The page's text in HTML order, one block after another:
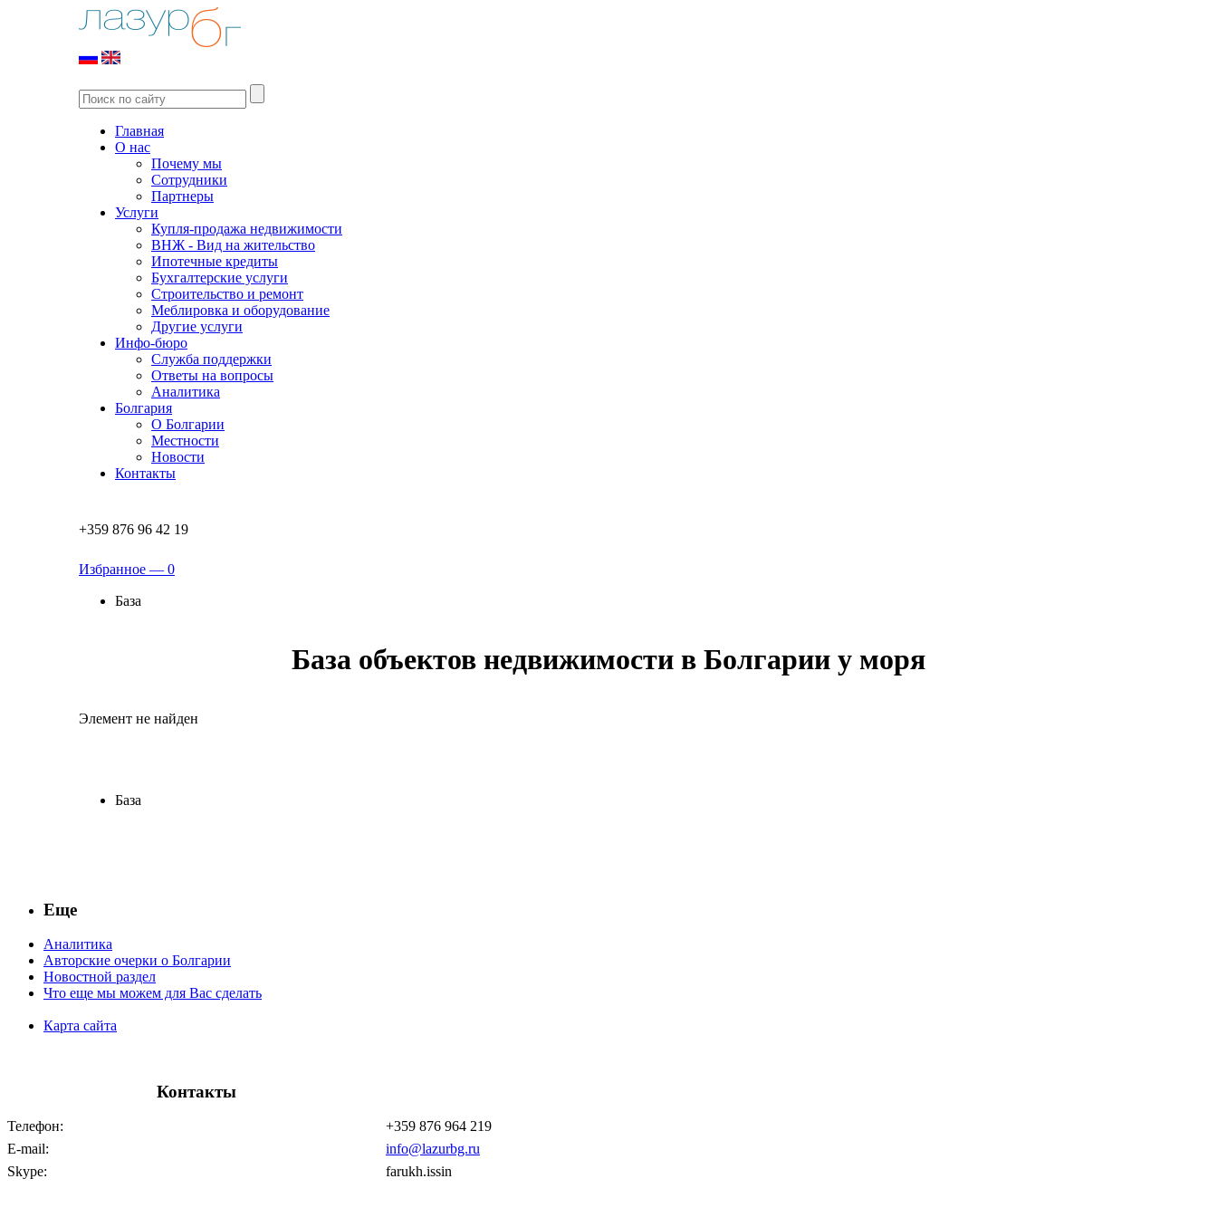
Главная
О нас
Почему мы
Сотрудники
Партнеры
Услуги
Купля-продажа недвижимости
ВНЖ - Вид на жительство
Ипотечные кредиты
Бухгалтерские услуги
Строительство и ремонт
Меблировка и оборудование
Другие услуги
Инфо-бюро
Служба поддержки
Ответы на вопросы
Аналитика
Болгария
О Болгарии
Местности
Новости
Контакты
+359 876 96 42 19
Избранное — 0
База
База объектов недвижимости в Болгарии у моря
Элемент не найден
База
Еще
Аналитика
Авторские очерки о Болгарии
Новостной раздел
Что еще мы можем для Вас сделать
Карта сайта
Контакты
Телефон:
+359 876 964 219
E-mail:
info@lazurbg.ru
Skype:
farukh.issin